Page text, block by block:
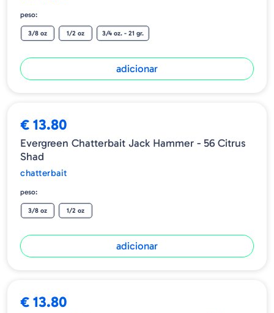
peso:
3/8 oz 1/2 oz 3/4 oz. - 21 gr.
adicionar
€ 13.80
Evergreen Chatterbait Jack Hammer - 56 Citrus
Shad
chatterbait
peso:
3/8 oz 1/2 oz
adicionar
€ 13.80